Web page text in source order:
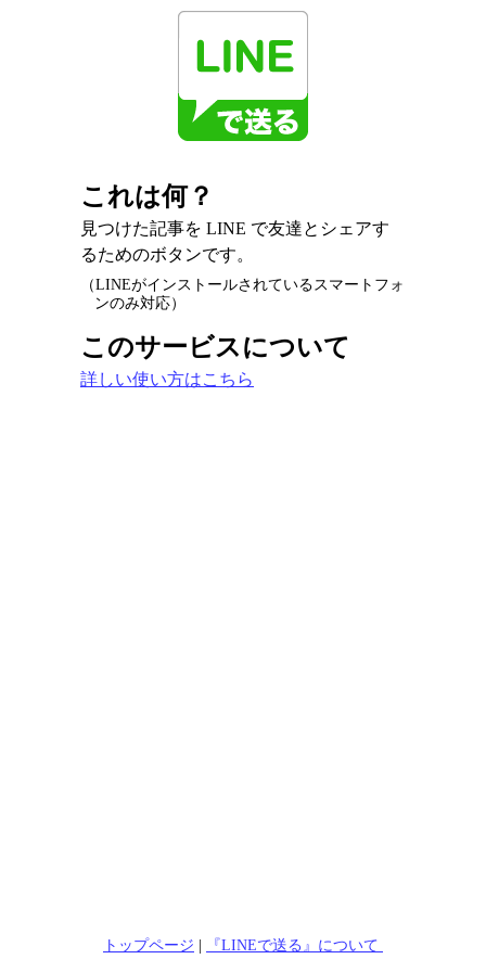
これは何？
見つけた記事を LINE で友達とシェアす
るためのボタンです。
（LINEがインストールされているスマートフォ
ンのみ対応）
このサービスについて
詳しい使い方はこちら
トップページ | 『LINEで送る』について